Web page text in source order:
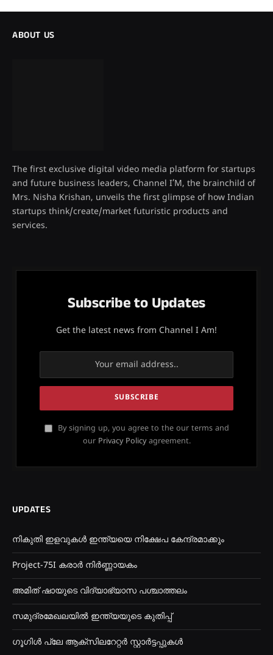
ABOUT US
The first exclusive digital video media platform for startups
and future business leaders, Channel I’M, the brainchild of
Mrs. Nisha Krishan, unveils the first glimpse of how Indian
startups think/create/market futuristic products and
services.
Subscribe to Updates
Get the latest news from Channel I Am!
By signing up, you agree to the our terms and
our Privacy Policyagreement.
UPDATES
നികുതി ഇളവുകൾ ഇന്ത്യയെ നിക്ഷേപ കേന്ദ്രമാക്കും
Project-75I കരാർ നിർണ്ണായകം
അമിത് ഷായുടെ വിദ്യാഭ്യാസ പശ്ചാത്തലം
സമുദ്രമേഖലയിൽ ഇന്ത്യയുടെ കുതിപ്പ്
ഗൂഗിൾ പ്ലേ ആക്സിലറേറ്റർ സ്റ്റാർട്ടപ്പുകൾ